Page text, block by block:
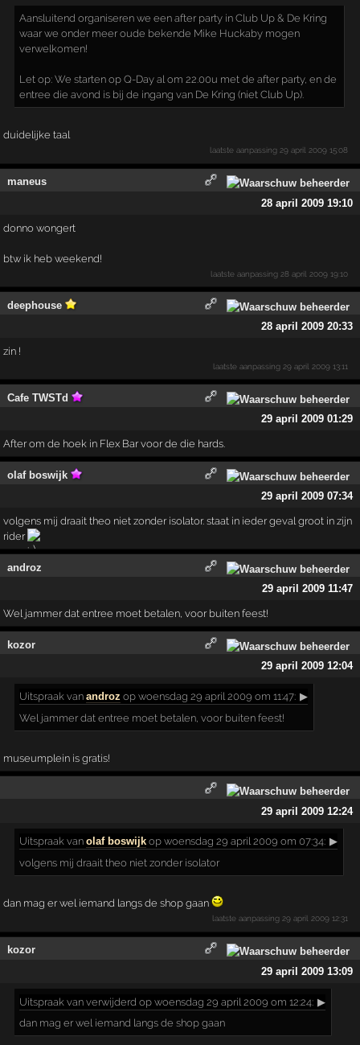
Aansluitend organiseren we een after party in Club Up & De Kring
waar we onder meer oude bekende Mike Huckaby mogen
verwelkomen!
Let op: We starten op Q-Day al om 22.00u met de after party, en de
entree die avond is bij de ingang van De Kring (niet Club Up).
duidelijke taal
laatste aanpassing29 april 2009 15:08
maneus
28 april 2009 19:10
donno wongert
btw ik heb weekend!
laatste aanpassing 28 april 2009 19:10
deephouse
28 april 2009 20:33
zin !
laatste aanpassing 29 april 2009 13:11
Cafe TWSTd
29 april 2009 01:29
After om de hoek in Flex Bar voor de die hards.
olaf boswijk
29 april 2009 07:34
volgens mij draait theo niet zonder isolator. staat in ieder geval groot in zijn
rider
androz
29 april 2009 11:47
Wel jammer dat entree moet betalen, voor buiten feest!
kozor
29 april 2009 12:04
Uitspraak vanandroz op woensdag 29 april 2009 om 11:47: ▶
Wel jammer dat entree moet betalen, voor buiten feest!
museumplein is gratis!
29 april 2009 12:24
Uitspraak vanolaf boswijk op woensdag 29 april 2009 om 07:34: ▶
volgens mij draait theo niet zonder isolator
dan mag er wel iemand langs de shop gaan
laatste aanpassing 29 april 2009 12:31
kozor
29 april 2009 13:09
Uitspraak van verwijderd op woensdag 29 april 2009 om 12:24: ▶
dan mag er wel iemand langs de shop gaan